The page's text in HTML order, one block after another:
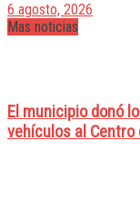
6 agosto, 2026
Mas noticias
El municipio donó
vehículos al